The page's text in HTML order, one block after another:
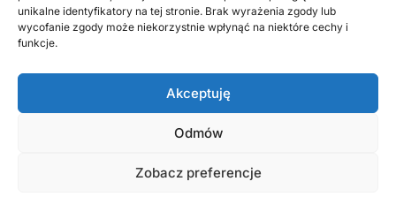
unikalne identyfikatory na tej stronie. Brak wyrażenia zgody lub
wycofanie zgody może niekorzystnie wpłynąć na niektóre cechy i
funkcje.
Akceptuję
Odmów
Zobacz preferencje
KONTAKT Z AUTOREM